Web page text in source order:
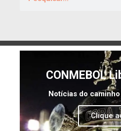
CONMEBOL
Notícias do
Clique